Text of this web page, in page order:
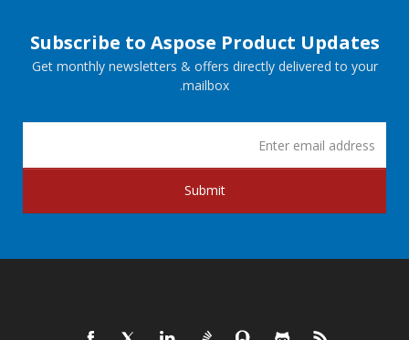
Subscribe to Aspose Product Updates
Get monthly newsletters & offers directly delivered to your
mailbox.
Submit